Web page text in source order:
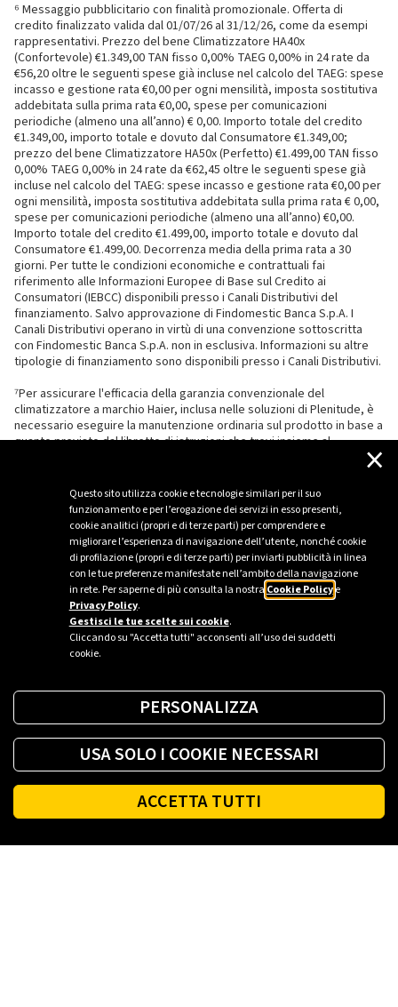
Questo sito utilizza cookie e tecnologie similari per il suo
funzionamento e per l’erogazione dei servizi in esso presenti,
cookie analitici (propri e di terze parti) per comprendere e
migliorare l’esperienza di navigazione dell’utente, nonché cookie
di profilazione (propri e di terze parti) per inviarti pubblicità in linea
con le tue preferenze manifestate nell’ambito della navigazione
in rete. Per saperne di più consulta la nostra Cookie Policye
Privacy Policy.
Gestisci le tue scelte sui cookie.
Cliccando su "Accetta tutti" acconsenti all’uso dei suddetti
cookie.
×
PERSONALIZZA
USA SOLO I COOKIE NECESSARI
ACCETTA TUTTI
⁶ Messaggio pubblicitario con finalità promozionale. Offerta di
credito finalizzato valida dal 01/07/26 al 31/12/26, come da esempi
rappresentativi. Prezzo del bene Climatizzatore HA40x
(Confortevole) €1.349,00 TAN fisso 0,00% TAEG 0,00% in 24 rate da
€56,20 oltre le seguenti spese già incluse nel calcolo del TAEG: spese
incasso e gestione rata €0,00 per ogni mensilità, imposta sostitutiva
addebitata sulla prima rata €0,00, spese per comunicazioni
periodiche (almeno una all’anno) € 0,00. Importo totale del credito
€1.349,00, importo totale e dovuto dal Consumatore €1.349,00;
prezzo del bene Climatizzatore HA50x (Perfetto) €1.499,00 TAN fisso
0,00% TAEG 0,00% in 24 rate da €62,45 oltre le seguenti spese già
incluse nel calcolo del TAEG: spese incasso e gestione rata €0,00 per
ogni mensilità, imposta sostitutiva addebitata sulla prima rata € 0,00,
spese per comunicazioni periodiche (almeno una all’anno) €0,00.
Importo totale del credito €1.499,00, importo totale e dovuto dal
Consumatore €1.499,00. Decorrenza media della prima rata a 30
giorni. Per tutte le condizioni economiche e contrattuali fai
riferimento alle Informazioni Europee di Base sul Credito ai
Consumatori (IEBCC) disponibili presso i Canali Distributivi del
finanziamento. Salvo approvazione di Findomestic Banca S.p.A. I
Canali Distributivi operano in virtù di una convenzione sottoscritta
con Findomestic Banca S.p.A. non in esclusiva. Informazioni su altre
tipologie di finanziamento sono disponibili presso i Canali Distributivi.
⁷Per assicurare l'efficacia della garanzia convenzionale del
climatizzatore a marchio Haier, inclusa nelle soluzioni di Plenitude, è
necessario eseguire la manutenzione ordinaria sul prodotto in base a
quanto previsto dal libretto di istruzioni che trovi insieme al